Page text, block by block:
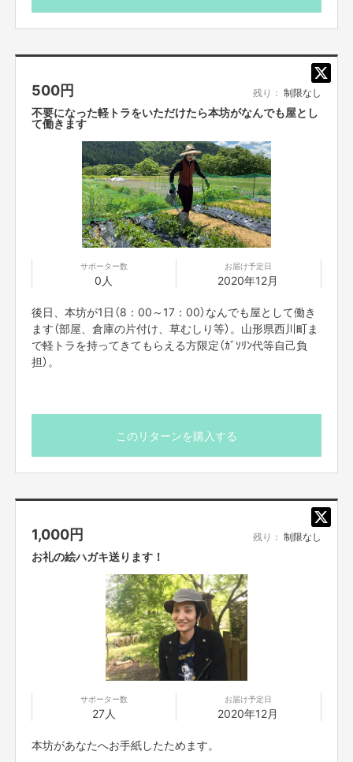
友達もたくさん出来ました。仕事とは全く関係のない友達は学生以来です。
冠婚葬祭の場でも笑いを探す芸人たち。気を許した芸人にふと相談したこと
を翌日の舞台で言われる衝撃。笑いの魑魅魍魎からの解放は清々しい。
昨年の秋、三線仲間のシゲルさんに「西川町でシャイニングしないか？」と
言われ僕はシャイニングすることにしました。西川町は豪雪地帯です。シゲ
ルさんの持っている西川町の空き家を冬の間、雪下ろしをして雪から家を守
ってほしいと。シゲルさんはおじいちゃんなのです。その代わり春になった
ら山菜、たけのこに畑と好き放題やっていいよと月100円で古民家、竹林と
畑を借りてシャイニングすることになりました。
農業初心者レベル1の僕。道具も何もない、装備は「
は耕作放棄地で草ぼうぼう、竹林管理もどないしたええねん、伐採した竹の
処分に金がかかるなど、グーグル先生で調べれば調べるほど、農業にはお金
がかかることを知ります。
そこで僕は、パン屋さんでアルバイトをしてマメ耕運機を購入しました。で
バイスを受け、コロナ禍で収入も減り、ぬののふく
500円 残り： 制限なし
不要になった軽トラをいただけたら本坊がなんでも屋とし
て働きます
サポーター数
0人
お届け予定日
2020年12月
後日、本坊が1日（8：00～17：00）なんでも屋として働き
ます（部屋、倉庫の片付け、草むしり等）。山形県西川町ま
で軽トラを持ってきてもらえる方限定（ｶﾞｿﾘﾝ代等自己負
担）。
このリターンを購入する
1,000円 残り： 制限なし
お礼の絵ハガキ送ります！
サポーター数
27人
お届け予定日
2020年12月
本坊があなたへお手紙したためます。